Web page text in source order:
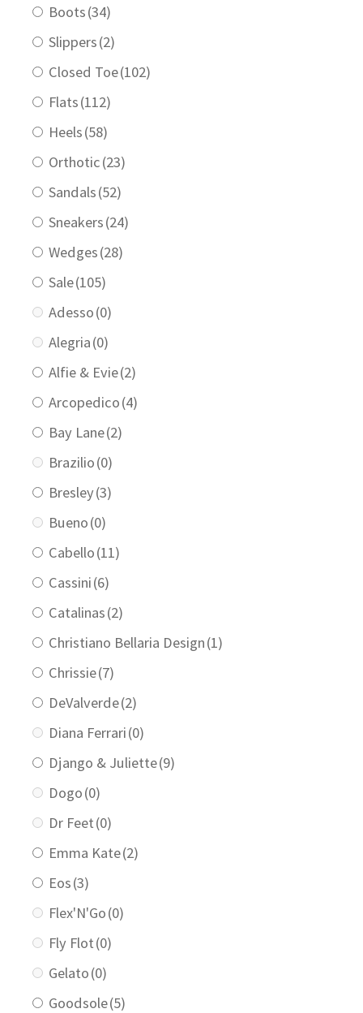
Sample Page
Boots(34)
Slippers(2)
Closed Toe(102)
Flats(112)
Heels(58)
Orthotic(23)
Sandals(52)
Sneakers(24)
Wedges(28)
Sale(105)
Adesso(0)
Alegria(0)
Alfie & Evie(2)
Arcopedico(4)
Bay Lane(2)
Brazilio(0)
Bresley(3)
Bueno(0)
Cabello(11)
Cassini(6)
Catalinas(2)
Christiano Bellaria Design(1)
Chrissie(7)
DeValverde(2)
Diana Ferrari(0)
Django & Juliette(9)
Dogo(0)
Dr Feet(0)
Emma Kate(2)
Eos(3)
Flex'N'Go(0)
Fly Flot(0)
Gelato(0)
Goodsole(5)